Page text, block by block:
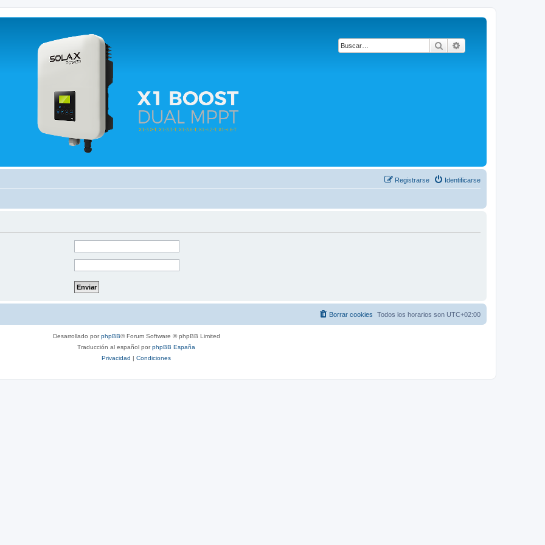
Buscar
Identificarse
Registrarse
Todos los horarios son UTC+02:00
Borrar cookies
Desarrollado porphpBB® Forum Software © phpBB Limited
Traducción al español porphpBB España
Privacidad | Condiciones